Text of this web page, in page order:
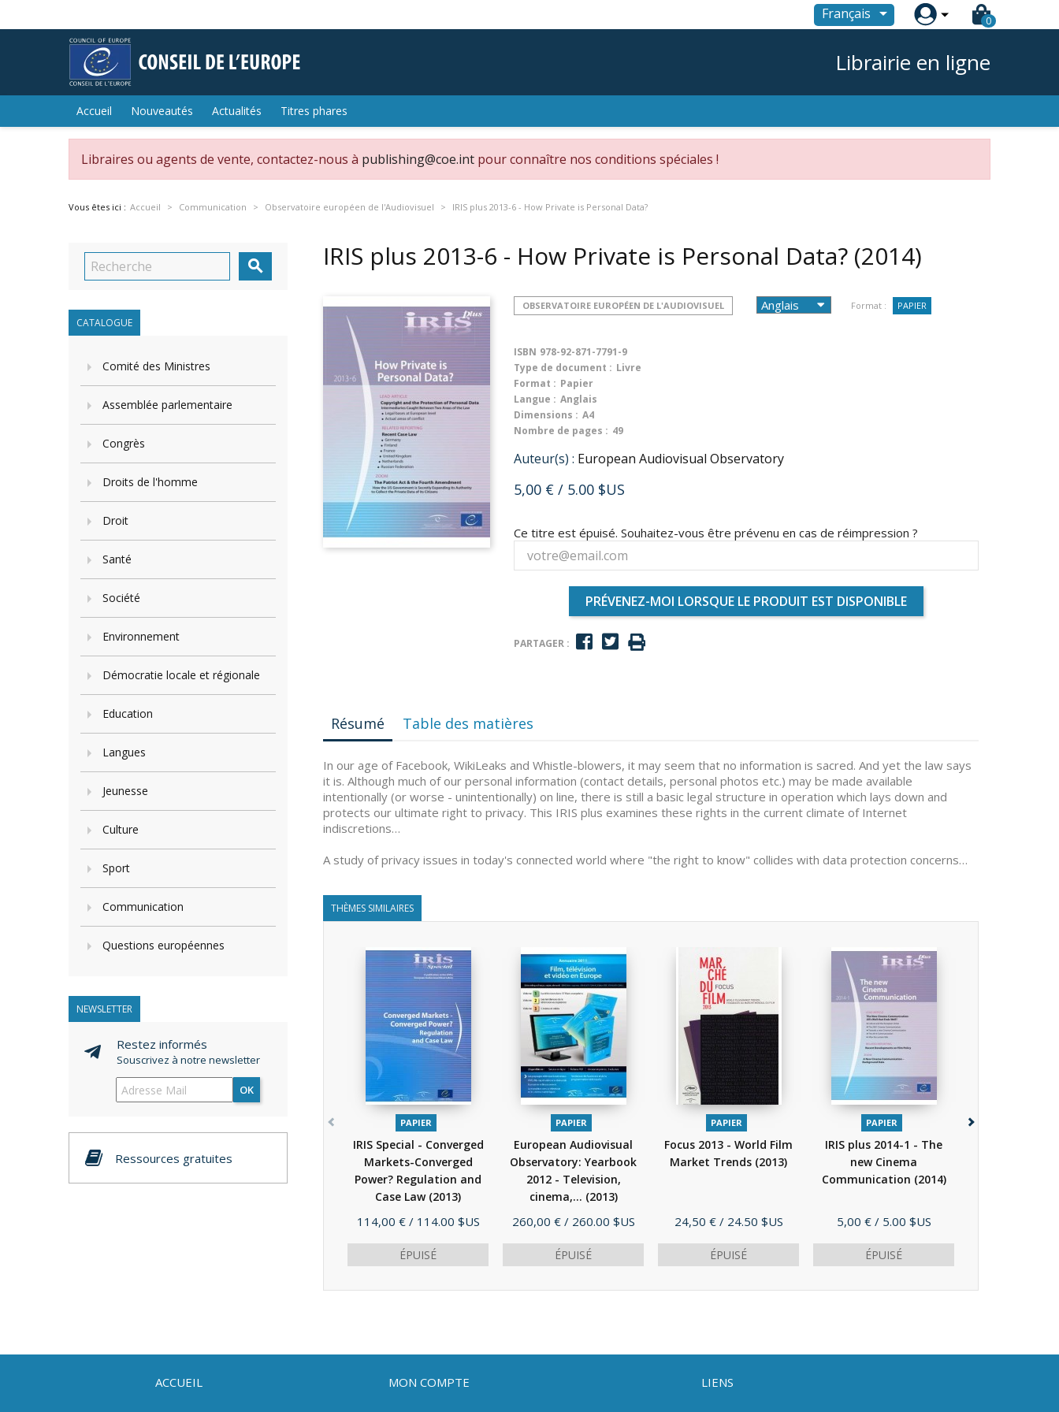
Français  0
Librairie en ligne
Accueil Nouveautés Actualités Titres phares
Libraires ou agents de vente, contactez-nous à publishing@coe.int pour connaître nos conditions spéciales !
Vous êtes ici : Accueil Communication Observatoire européen de l'Audiovisuel IRIS plus 2013-6 - How Private is Personal Data?

CATALOGUE
Comité des Ministres
Assemblée parlementaire
Congrès
Droits de l'homme
Droit
Santé
Société
Environnement
Démocratie locale et régionale
Education
Langues
Jeunesse
Culture
Sport
Communication
Questions européennes
NEWSLETTER
Restez informés
Souscrivez à notre newsletter
OK
Ressources gratuites
IRIS plus 2013-6 - How Private is Personal Data? (2014)
OBSERVATOIRE EUROPÉEN DE L'AUDIOVISUEL Format : PAPIER
ISBN 978-92-871-7791-9
Type de document : Livre
Format : Papier
Langue : Anglais
Dimensions : A4
Nombre de pages : 49
Auteur(s) : European Audiovisual Observatory
5,00 € / 5.00 $US
Ce titre est épuisé. Souhaitez-vous être prévenu en cas de réimpression ?
PRÉVENEZ-MOI LORSQUE LE PRODUIT EST DISPONIBLE
PARTAGER :
Résumé Table des matières
In our age of Facebook, WikiLeaks and Whistle-blowers, it may seem that no information is sacred. And yet the law says
it is. Although much of our personal information (contact details, personal photos etc.) may be made available
intentionally (or worse - unintentionally) on line, there is still a basic legal structure in operation which lays down and
protects our ultimate right to privacy. This IRIS plus examines these rights in the current climate of Internet
indiscretions…
A study of privacy issues in today's connected world where "the right to know" collides with data protection concerns…
THÈMES SIMILAIRES
PAPIER
IRIS Special - Converged
Markets-Converged
Power? Regulation and
Case Law (2013)
Prix
114,00 € / 114.00 $US
ÉPUISÉ
PAPIER
European Audiovisual
Observatory: Yearbook
2012 - Television,
cinema,... (2013)
Prix
260,00 € / 260.00 $US
ÉPUISÉ
PAPIER
Focus 2013 - World Film
Market Trends (2013)
Prix
24,50 € / 24.50 $US
ÉPUISÉ
PAPIER
IRIS plus 2014-1 - The
new Cinema
Communication (2014)
Prix
5,00 € / 5.00 $US
ÉPUISÉ
ACCUEIL MON COMPTE LIENS